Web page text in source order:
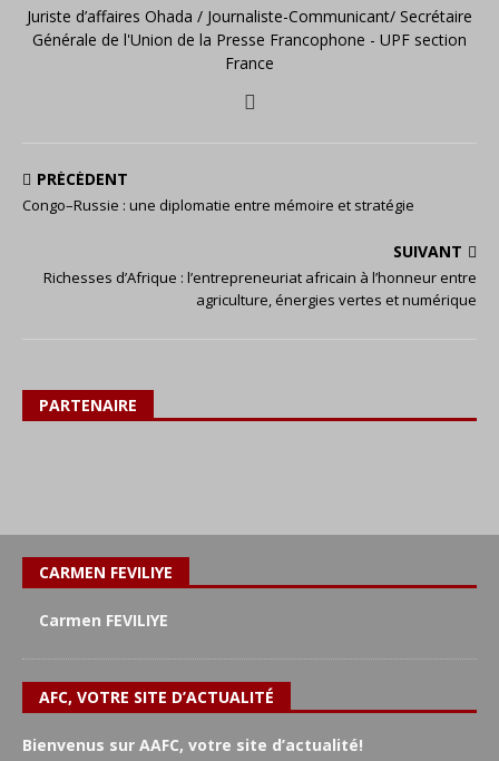
Juriste d’affaires Ohada / Journaliste-Communicant/ Secrétaire
Générale de l'Union de la Presse Francophone - UPF section
France
PRÉCÉDENT
Congo–Russie : une diplomatie entre mémoire et stratégie
SUIVANT
Richesses d’Afrique : l’entrepreneuriat africain à l’honneur entre
agriculture, énergies vertes et numérique
PARTENAIRE
CARMEN FEVILIYE
Carmen FEVILIYE
AFC, VOTRE SITE D’ACTUALITÉ
Bienvenus sur AAFC, votre site d’actualité!